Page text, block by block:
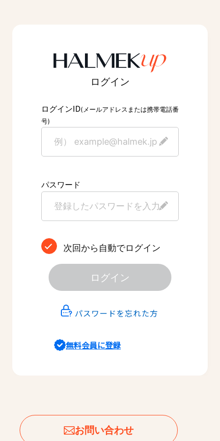
ログイン
ログインID(メールアドレスまたは携帯電話番
号)
パスワード
次回から自動でログイン
ログイン
パスワードを忘れた方
無料会員に登録
お問い合わせ